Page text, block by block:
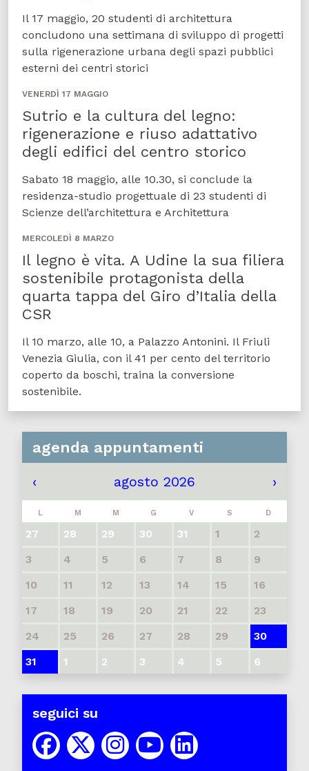
Il 17 maggio, 20 studenti di architettura
concludono una settimana di sviluppo di progetti
sulla rigenerazione urbana degli spazi pubblici
esterni dei centri storici
VENERDÌ 17 MAGGIO
Sutrio e la cultura del legno:
rigenerazione e riuso adattativo
degli edifici del centro storico
Sabato 18 maggio, alle 10.30, si conclude la
residenza-studio progettuale di 23 studenti di
Scienze dell’architettura e Architettura
MERCOLEDÌ 8 MARZO
Il legno è vita. A Udine la sua filiera
sostenibile protagonista della
quarta tappa del Giro d’Italia della
CSR
Il 10 marzo, alle 10, a Palazzo Antonini. Il Friuli
Venezia Giulia, con il 41 per cento del territorio
coperto da boschi, traina la conversione
sostenibile.
agenda appuntamenti
‹ agosto 2026 ›
L M M G V S D
27 28 29 30 31 1
2
3
4 5 6 7 8
9
10
11 12 13 14 15
16
17
18 19 20 21 22
23
24
25 26 27 28 29
30
31
1 2 3 4 5 6
seguici su